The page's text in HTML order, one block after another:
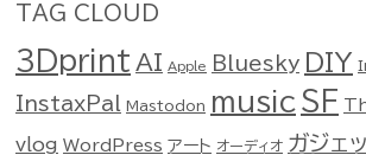
TAG CLOUD
3Dprint AI Apple Bluesky DIY
InstaxPal Mastodon music SF
vlog WordPress アート オーディオ ガジェ